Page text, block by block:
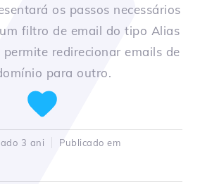
os passos necessários
filtro de email do tipo Alias
redirecionar emails de
para outro.
3 ani
Publicado em